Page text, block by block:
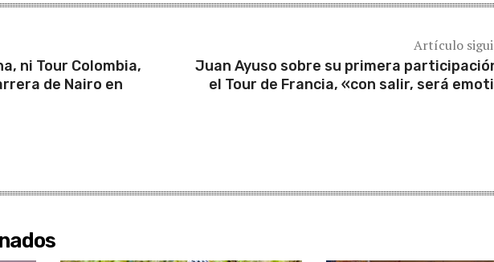
ni Tour Colombia,
de Nairo en
Artículo
Juan Ayuso sobre su primera
el Tour de Francia, «con salir, será